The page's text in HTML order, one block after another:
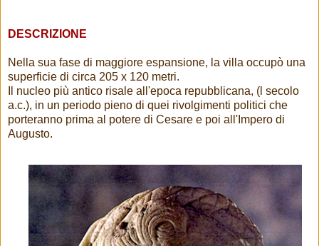
DESCRIZIONE
Nella sua fase di maggiore espansione, la villa occupò una
superficie di circa 205 x 120 metri.
Il nucleo più antico risale all'epoca repubblicana, (l secolo
a.c.), in un periodo pieno di quei rivolgimenti politici che
porteranno prima al potere di Cesare e poi all'Impero di
Augusto.